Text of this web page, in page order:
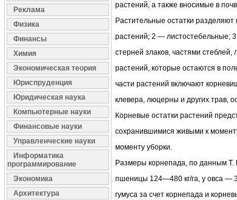
Реклама
Физика
Финансы
Химия
Экономическая теория
Юриспруденция
Юридическая наука
Компьютерные науки
Финансовые науки
Управленческие науки
Информатика
программирование
Экономика
Архитектура
растений, а также вносимые в
Растительные остатки
растений; 2 — листостебельные;
стерней злаков, частями стеблей,
растений, которые остаются в
части растений включают
клевера, люцерны и других трав,
Корневые остатки растений
сохранившимися живыми к
моменту уборки.
Размеры корнепада, по данным Т.
пшеницы 124—480 кг/га, у овса —
гумуса за счет корнепада и